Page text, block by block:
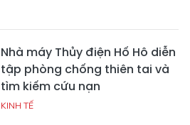
Nhà máy Thủy điện Hố Hô diễn
tập phòng chống thiên tai và
tìm kiếm cứu nạn
KINH TẾ